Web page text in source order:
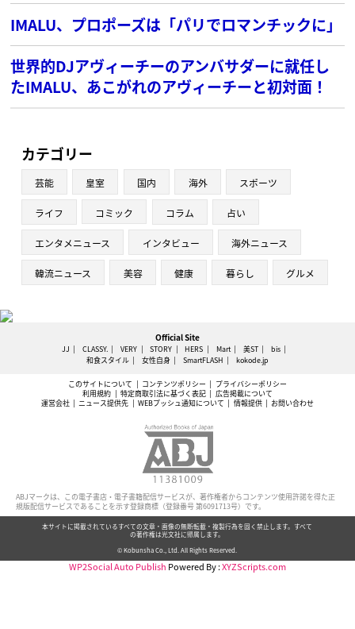
IMALU、プロポーズは「パリでロマンチックに」
世界的DJアヴィーチーのアンバサダーに就任し
たIMALU、あこがれのアヴィーチーと初対面！
カテゴリー
芸能 皇室 国内 海外 スポーツ
ライフ コミック コラム 占い
エンタメニュース インタビュー 海外ニュース
韓流ニュース 美容 健康 暮らし グルメ
Official Site
JJ CLASSY. VERY STORY HERS Mart 美ST
bis
和食スタイル
女性自身 SmartFLASH kokode.jp
このサイトについて コンテンツポリシー
プライバシーポリシー
利用規約
特定商取引法に基づく表記
広告掲載について
運営会社
ニュース提供先 WEBプッシュ通知について 情報提供 お問い合わせ
ABJマークは、この電子書店・電子書籍配信サービスが、著作権者からコンテンツ使用許諾を得た正
規版配信サービスであることを示す登録商標（登録番号 第6091713号）です。
本サイトに掲載されているすべての文章・画像の無断転載・複製行為を固く禁止します。すべて
の著作権は光文社に帰属します。
© Kobunsha Co., Ltd. All Rights Reserved.
WP2Social Auto Publish Powered By :XYZScripts.com